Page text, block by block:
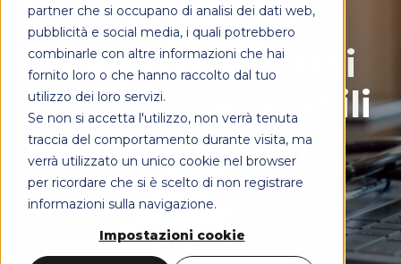
partner che si occupano di analisi dei dati web,
pubblicità e social media, i quali potrebbero
combinarle con altre informazioni che hai
fornito loro o che hanno raccolto dal tuo
utilizzo dei loro servizi.
Se non si accetta l'utilizzo, non verrà tenuta
traccia del comportamento durante visita, ma
verrà utilizzato un unico cookie nel browser
per ricordare che si è scelto di non registrare
informazioni sulla navigazione.
Impostazioni cookie
MAPS HEALTHCARE
FOCUS
CONTATTI
Tecnologia
sanitaria smart: i
tool indispensabili
per il direttore
sanitario
Leggi l'articolo